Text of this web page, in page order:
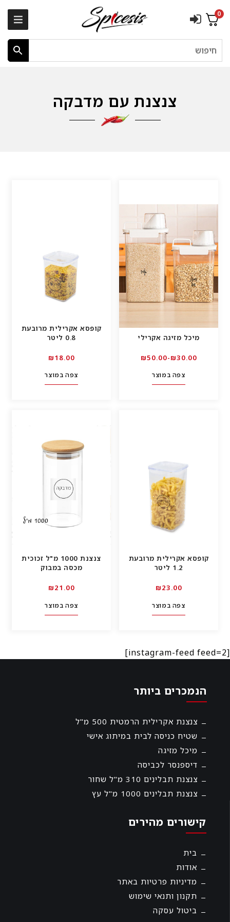
0
חיפוש
צנצנת עם מדבקה
מיכל מזיגה אקרילי
00.₪30-₪50.00
צפה במוצר
קופסא אקרילית מרובעת
0.8 ליטר
00.₪18
צפה במוצר
קופסא אקרילית מרובעת
1.2 ליטר
00.₪23
צפה במוצר
צנצנת 1000 מ"ל זכוכית
מכסה במבוק
00.₪21
צפה במוצר
[instagram-feed feed=2]
הנמכרים ביותר
צנצנת אקרילית הרמטית 500 מ"ל
שטיח כניסה לבית במיתוג אישי
מיכל מזיגה
דיספנסר לכביסה
צנצנת תבלינים 310 מ"ל שחור
צנצנת תבלינים 1000 מ"ל עץ
קישורים מהירים
בית
אודות
מדיניות פרטיות באתר
תקנון ותנאי שימוש
ביטול עסקה